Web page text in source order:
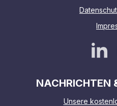
NACHRICHTEN
Unsere